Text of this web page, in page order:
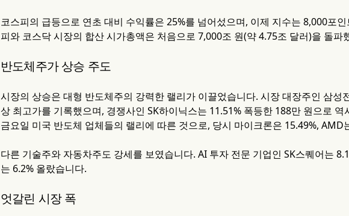
코스피의 급등으로 연초 대비 수익률은 25%를 넘어섰으며, 이제 지수는 8,000포
피와 코스닥 시장의 합산 시가총액은 처음으로 7,000조 원(약 4.75조 달러)을 돌파
반도체주가 상승 주도
시장의 상승은 대형 반도체주의 강력한 랠리가 이끌었습니다. 시장 대장주인 삼성
상 최고가를 기록했으며, 경쟁사인 SK하이닉스는 11.51% 폭등한 188만 원으로
금요일 미국 반도체 업체들의 랠리에 따른 것으로, 당시 마이크론은 15.49%, AMD
다른 기술주와 자동차주도 강세를 보였습니다. AI 투자 전문 기업인 SK스퀘어는
는 6.2% 올랐습니다.
엇갈린 시장 폭